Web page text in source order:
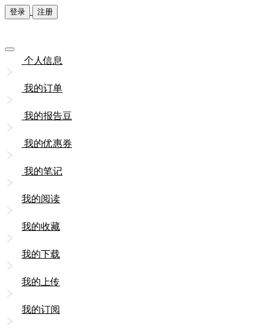
登录 注册
个人信息
我的订单
我的报告豆
我的优惠券
我的笔记
我的阅读
我的收藏
我的下载
我的上传
我的订阅